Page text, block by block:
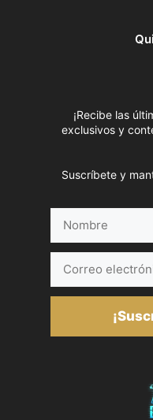
¡Recibe las
exclusivos y
Suscríbete y
electrónico